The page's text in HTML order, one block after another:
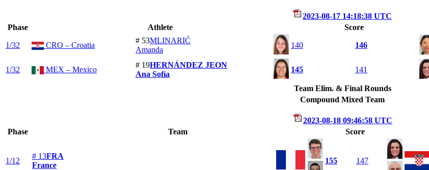
2023-08-17 14:18:38 UTC
Phase
Athlete Score
1/32 CRO – Croatia
# 53MLINARIĆ
Amanda
140 146
1/32 MEX – Mexico
# 19HERNÁNDEZ JEON
Ana Sofía
145 141
Team Elim. & Final Rounds
Compound Mixed Team
2023-08-18 09:46:58 UTC
Phase
Team Score
1/12
# 13FRA
France
155 147